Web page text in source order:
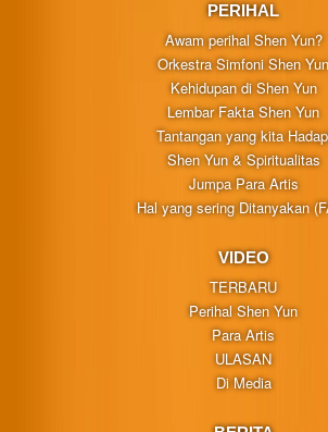
PERIHAL
Awam perihal Shen Yun?
Orkestra Simfoni Shen Yun
Kehidupan di Shen Yun
Lembar Fakta Shen Yun
Tantangan yang kita
Shen Yun & Spiritualitas
Jumpa Para Artis
Hal yang sering Ditanyakan
VIDEO
TERBARU
Perihal Shen Yun
Para Artis
ULASAN
Di Media